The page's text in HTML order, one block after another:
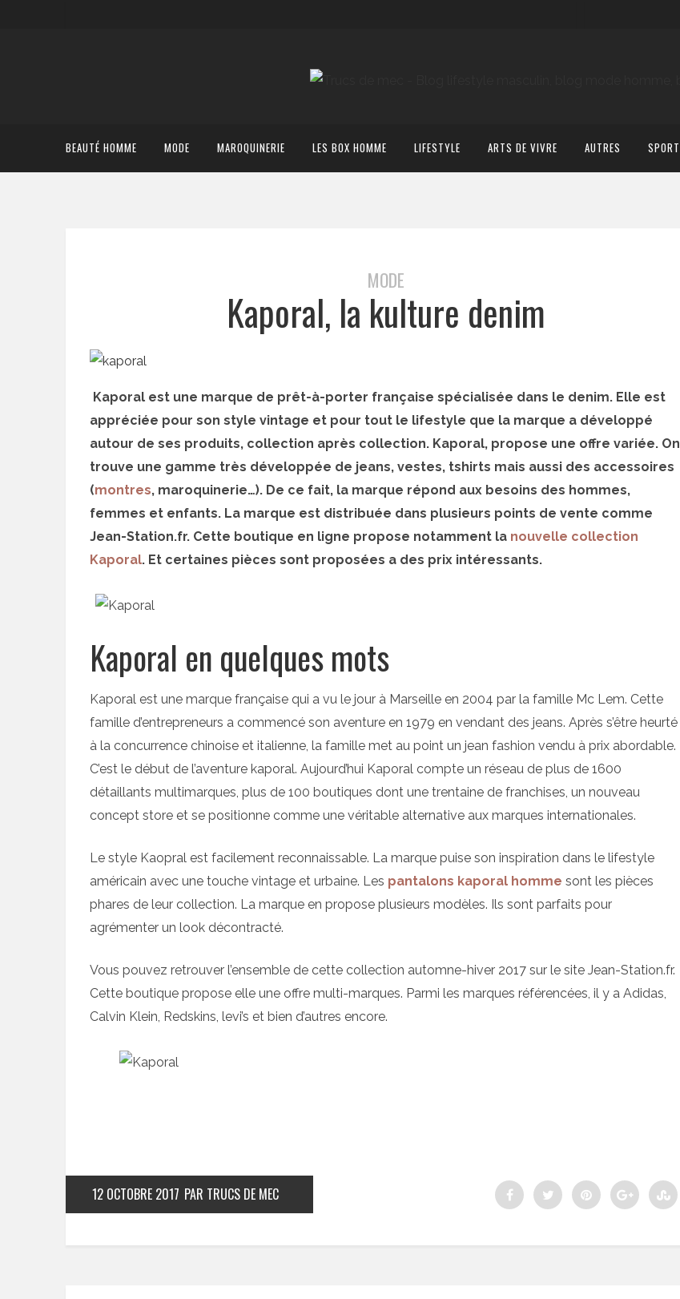
BEAUTÉ HOMME MODE MAROQUINERIE LES BOX HOMME LIFESTYLE ARTS DE VIVRE AUTRES SPORT
MODE
Kaporal, la kulture denim
Kaporal est une marque de prêt-à-porter française spécialisée dans le denim. Elle est
appréciée pour son style vintage et pour tout le lifestyle que la marque a développé
autour de ses produits, collection après collection. Kaporal, propose une offre variée. On
trouve une gamme très développée de jeans, vestes, tshirts mais aussi des accessoires
(montres, maroquinerie…). De ce fait, la marque répond aux besoins des hommes,
femmes et enfants. La marque est distribuée dans plusieurs points de vente comme
Jean-Station.fr. Cette boutique en ligne propose notamment la nouvelle collection
Kaporal. Et certaines pièces sont proposées a des prix intéressants.
Kaporal en quelques mots
Kaporal est une marque française qui a vu le jour à Marseille en 2004 par la famille Mc Lem. Cette
famille d’entrepreneurs a commencé son aventure en 1979 en vendant des jeans. Après s’être heurté
à la concurrence chinoise et italienne, la famille met au point un jean fashion vendu à prix abordable.
C’est le début de l’aventure kaporal. Aujourd’hui Kaporal compte un réseau de plus de 1600
détaillants multimarques, plus de 100 boutiques dont une trentaine de franchises, un nouveau
concept store et se positionne comme une véritable alternative aux marques internationales.
Le style Kaopral est facilement reconnaissable. La marque puise son inspiration dans le lifestyle
américain avec une touche vintage et urbaine. Les pantalons kaporal homme sont les pièces
phares de leur collection. La marque en propose plusieurs modèles. Ils sont parfaits pour
agrémenter un look décontracté.
Vous pouvez retrouver l’ensemble de cette collection automne-hiver 2017 sur le site Jean-Station.fr.
Cette boutique propose elle une offre multi-marques. Parmi les marques référencées, il y a Adidas,
Calvin Klein, Redskins, levi’s et bien d’autres encore.
12 OCTOBRE 2017 PAR TRUCS DE MEC